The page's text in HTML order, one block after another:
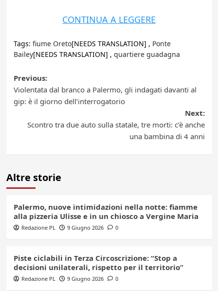
CONTINUA A LEGGERE
Tags: fiume Oreto[NEEDS TRANSLATION] , Ponte
Bailey[NEEDS TRANSLATION] , quartiere guadagna
Post
navigation
Previous:
Violentata dal branco a Palermo, gli indagati davanti al
gip: è il giorno dell’interrogatorio
Next:
Scontro tra due auto sulla statale, tre morti: c’è anche
una bambina di 4 anni
Altre storie
Palermo, nuove intimidazioni nella notte: fiamme
alla pizzeria Ulisse e in un chiosco a Vergine Maria
Redazione PL 9 Giugno 2026 0
Piste ciclabili in Terza Circoscrizione: “Stop a
decisioni unilaterali, rispetto per il territorio”
Redazione PL 9 Giugno 2026 0